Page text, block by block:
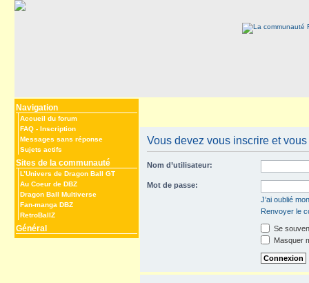
Navigation
Accueil du forum
FAQ - Inscription
Messages sans réponse
Sujets actifs
Sites de la communauté
L’Univers de Dragon Ball GT
Au Coeur de DBZ
Dragon Ball Multiverse
Fan-manga DBZ
RetroBallZ
Général
Vous devez vous inscrire et
Nom d’utilisateur:
Mot de passe:
J’ai oublié
Renvoyer le
Se
Masquer